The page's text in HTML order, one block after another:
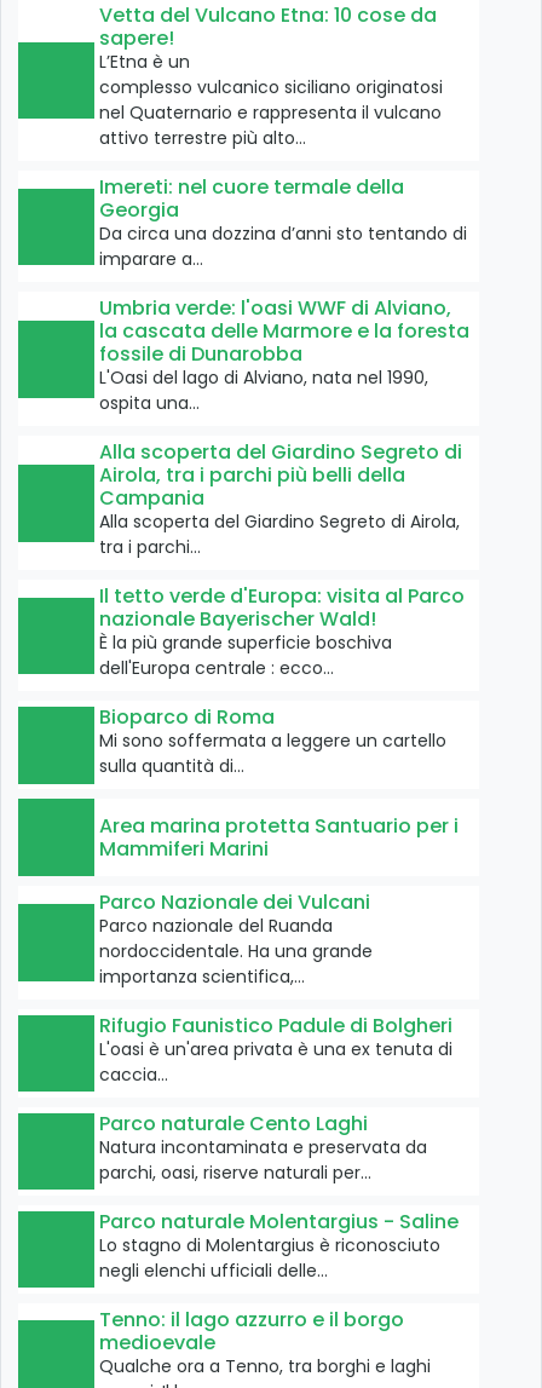
Vetta del Vulcano Etna: 10 cose da
sapere!
L’Etna è un
complesso vulcanico siciliano originatosi
nel Quaternario e rappresenta il vulcano
attivo terrestre più alto…
Imereti: nel cuore termale della
Georgia
Da circa una dozzina d’anni sto tentando di
imparare a…
Umbria verde: l'oasi WWF di Alviano,
la cascata delle Marmore e la foresta
fossile di Dunarobba
L'Oasi del lago di Alviano, nata nel 1990,
ospita una…
Alla scoperta del Giardino Segreto di
Airola, tra i parchi più belli della
Campania
Alla scoperta del Giardino Segreto di Airola,
tra i parchi…
Il tetto verde d'Europa: visita al Parco
nazionale Bayerischer Wald!
È la più grande superficie boschiva
dell'Europa centrale : ecco…
Bioparco di Roma
Mi sono soffermata a leggere un cartello
sulla quantità di…
Area marina protetta Santuario per i
Mammiferi Marini
Parco Nazionale dei Vulcani
Parco nazionale del Ruanda
nordoccidentale. Ha una grande
importanza scientifica,…
Rifugio Faunistico Padule di Bolgheri
L'oasi è un'area privata è una ex tenuta di
caccia…
Parco naturale Cento Laghi
Natura incontaminata e preservata da
parchi, oasi, riserve naturali per…
Parco naturale Molentargius - Saline
Lo stagno di Molentargius è riconosciuto
negli elenchi ufficiali delle…
Tenno: il lago azzurro e il borgo
medioevale
Qualche ora a Tenno, tra borghi e laghi